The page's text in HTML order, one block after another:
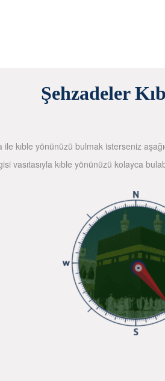
Şehzadeler
kıble yönünüzü bulmak isterseniz
vasıtasıyla kıble yönünüzü kolayca